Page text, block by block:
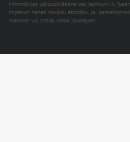
Informācijas pārpublicēšana bez iepirkumi.lv
Imperum nenes nekādu atbildību, ja,
materiāli vai citāda veida zaudējumi.